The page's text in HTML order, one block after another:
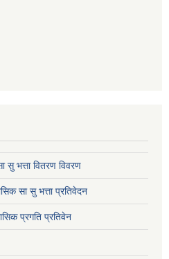
भत्ता वितरण विवरण
सा सु भत्ता प्रतिवेदन
प्रगति प्रतिवेन